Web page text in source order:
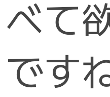
べて
です